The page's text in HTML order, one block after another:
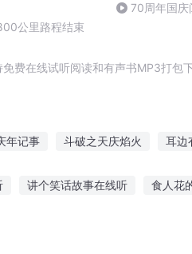
公里路程结束
70周年国庆
费在线试听阅读和有声书MP3打包下
年记事 斗破之天庆焰火 耳边
讲个笑话故事在线听 食人花